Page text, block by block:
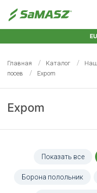
Главная Каталог
посев
Expom
Expom
Показать все
Борона полольник